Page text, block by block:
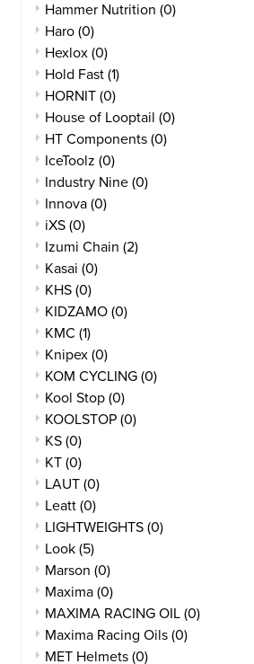
Hammer Nutrition (0)
Haro (0)
Hexlox (0)
Hold Fast (1)
HORNIT (0)
House of Looptail (0)
HT Components (0)
IceToolz (0)
Industry Nine (0)
Innova (0)
iXS (0)
Izumi Chain (2)
Kasai (0)
KHS (0)
KIDZAMO (0)
KMC (1)
Knipex (0)
KOM CYCLING (0)
Kool Stop (0)
KOOLSTOP (0)
KS (0)
KT (0)
LAUT (0)
Leatt (0)
LIGHTWEIGHTS (0)
Look (5)
Marson (0)
Maxima (0)
MAXIMA RACING OIL (0)
Maxima Racing Oils (0)
MET Helmets (0)